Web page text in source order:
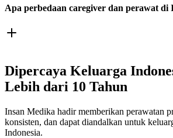
Apa perbedaan caregiver dan perawat di
Dipercaya Keluarga
Lebih dari 10 Tahun
Insan Medika hadir memberikan perawatan
konsisten, dan dapat diandalkan untuk
Indonesia.